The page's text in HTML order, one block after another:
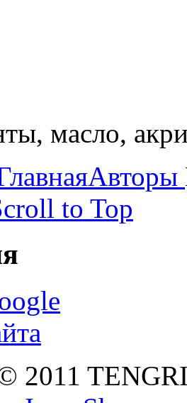
масло,
Авторы
to Top
2011